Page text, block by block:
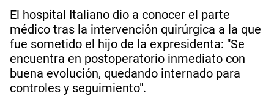
El hospital Italiano dio a conocer el parte
médico tras la intervención quirúrgica a la que
fue sometido el hijo de la expresidenta: "Se
encuentra en postoperatorio inmediato con
buena evolución, quedando internado para
controles y seguimiento".